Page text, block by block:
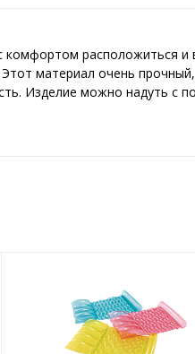
расположиться и
материал очень
Изделие можно надуть